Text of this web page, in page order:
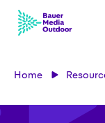
Home